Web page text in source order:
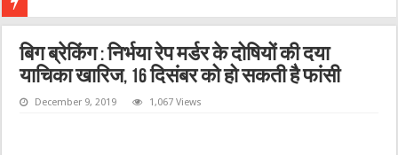
बिग ब्रेकिंग : निर्भया रेप मर्डर के दोषियों की दया
याचिका खारिज, 16 दिसंबर को हो सकती है फांसी
December 9, 2019 1,067 Views